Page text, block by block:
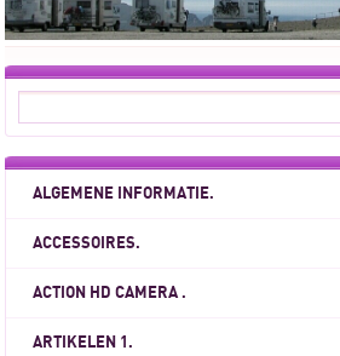
ALGEMENE INFORMATIE.
ACCESSOIRES.
ACTION HD CAMERA .
ARTIKELEN 1.